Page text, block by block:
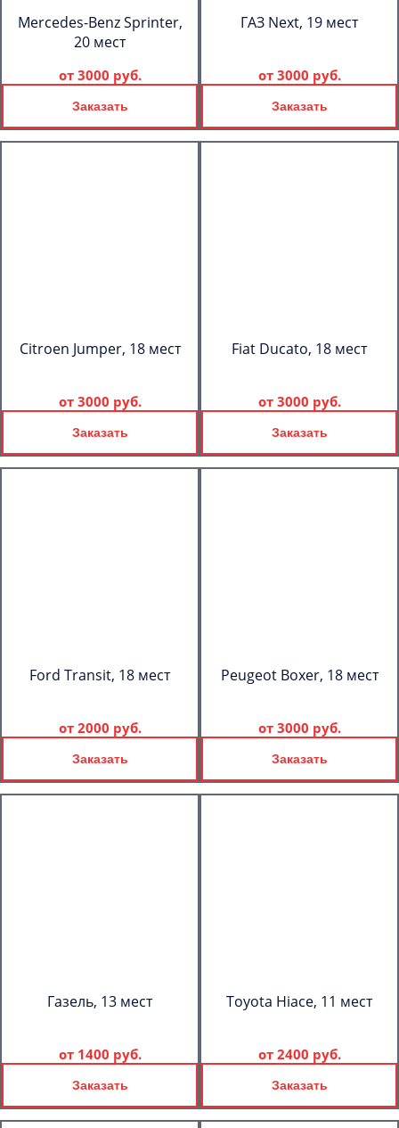
Mercedes-Benz Sprinter,
20 мест
от 3000 руб.
Заказать
ГАЗ Next, 19 мест
от 3000 руб.
Заказать
Citroen Jumper, 18 мест
от 3000 руб.
Заказать
Fiat Ducato, 18 мест
от 3000 руб.
Заказать
Ford Transit, 18 мест
от 2000 руб.
Заказать
Peugeot Boxer, 18 мест
от 3000 руб.
Заказать
Газель, 13 мест
от 1400 руб.
Заказать
Toyota Hiace, 11 мест
от 2400 руб.
Заказать